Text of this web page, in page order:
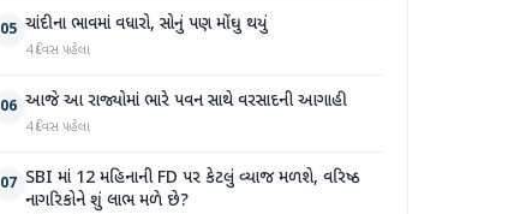
05 ચાંદીના ભાવમાં વધારો, સોનું પણ મોંઘુ થયું
4 દિવસ પહેલા
06 આજે આ રાજ્યોમાં ભારે પવન સાથે વરસાદની આગાહી
4 દિવસ પહેલા
07 SBI માં 12 મહિનાની FD પર કેટલું વ્યાજ મળશે, વરિષ્ઠ
નાગરિકોને શું લાભ મળે છે?